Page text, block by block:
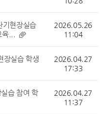
현장실습
...
2026.05.26
11:04
장실습 학생
2026.04.27
17:33
습 참여 학
2026.04.27
11:37